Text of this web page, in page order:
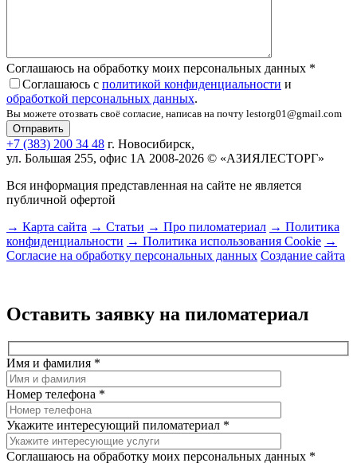
Соглашаюсь на обработку моих персональных данных *
Соглашаюсь с политикой конфиденциальности и
обработкой персональных данных.
Вы можете отозвать своё согласие, написав на почту lestorg01@gmail.com
+7 (383) 200 34 48 г. Новосибирск,
ул. Большая 255, офис 1А 2008-2026 © «АЗИЯЛЕСТОРГ»
Вся информация представленная на сайте не является
публичной офертой
→ Карта сайта → Статьи → Про пиломатериал → Политика
конфиденциальности → Политика использования Cookie →
Согласие на обработку персональных данных Создание сайта
Оставить заявку на пиломатериал
Имя и фамилия *
Номер телефона *
Укажите интересующий пиломатериал *
Соглашаюсь на обработку моих персональных данных *